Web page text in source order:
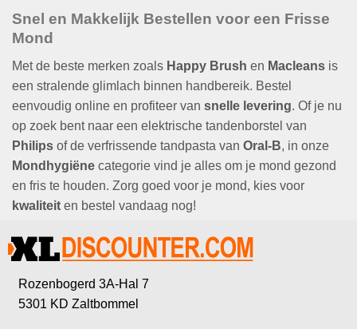
Snel en Makkelijk Bestellen voor een Frisse
Mond
Met de beste merken zoals Happy Brush en Macleans is
een stralende glimlach binnen handbereik. Bestel
eenvoudig online en profiteer van snelle levering. Of je nu
op zoek bent naar een elektrische tandenborstel van
Philips of de verfrissende tandpasta van Oral-B, in onze
Mondhygiëne categorie vind je alles om je mond gezond
en fris te houden. Zorg goed voor je mond, kies voor
kwaliteit en bestel vandaag nog!
Rozenbogerd 3A-Hal 7
5301 KD Zaltbommel